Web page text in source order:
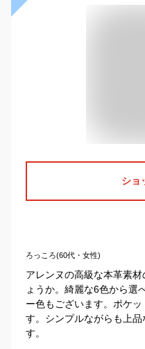
ショ
ろっころ(60代・女性)
アレンヌの高級な本革素
ょうか。綺麗な6色から選
ー色もございます。ポケ
す。シンプルながらも上
す。